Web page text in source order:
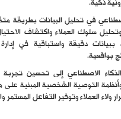
ذكية.
في تحليل البيانات بطريقة
سلوك العملاء واكتشاف
ببيانات دقيقة واستباقية في
بواقعية.
الاصطناعي إلى تحسين
التوصية الشخصية المبنية
ولاء العملاء وتوفير التفاعل المستمر